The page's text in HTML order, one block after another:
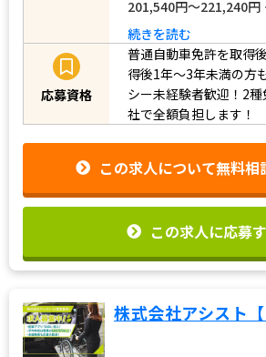
201,540円～221,240
続きを読む
応募資格
普通自動車免許を取得
得後1年～3年未満の方
シー未経験者歓迎！2
社で全額負担します！
この求人について無料相
この求人に応募
株式会社アシスト【